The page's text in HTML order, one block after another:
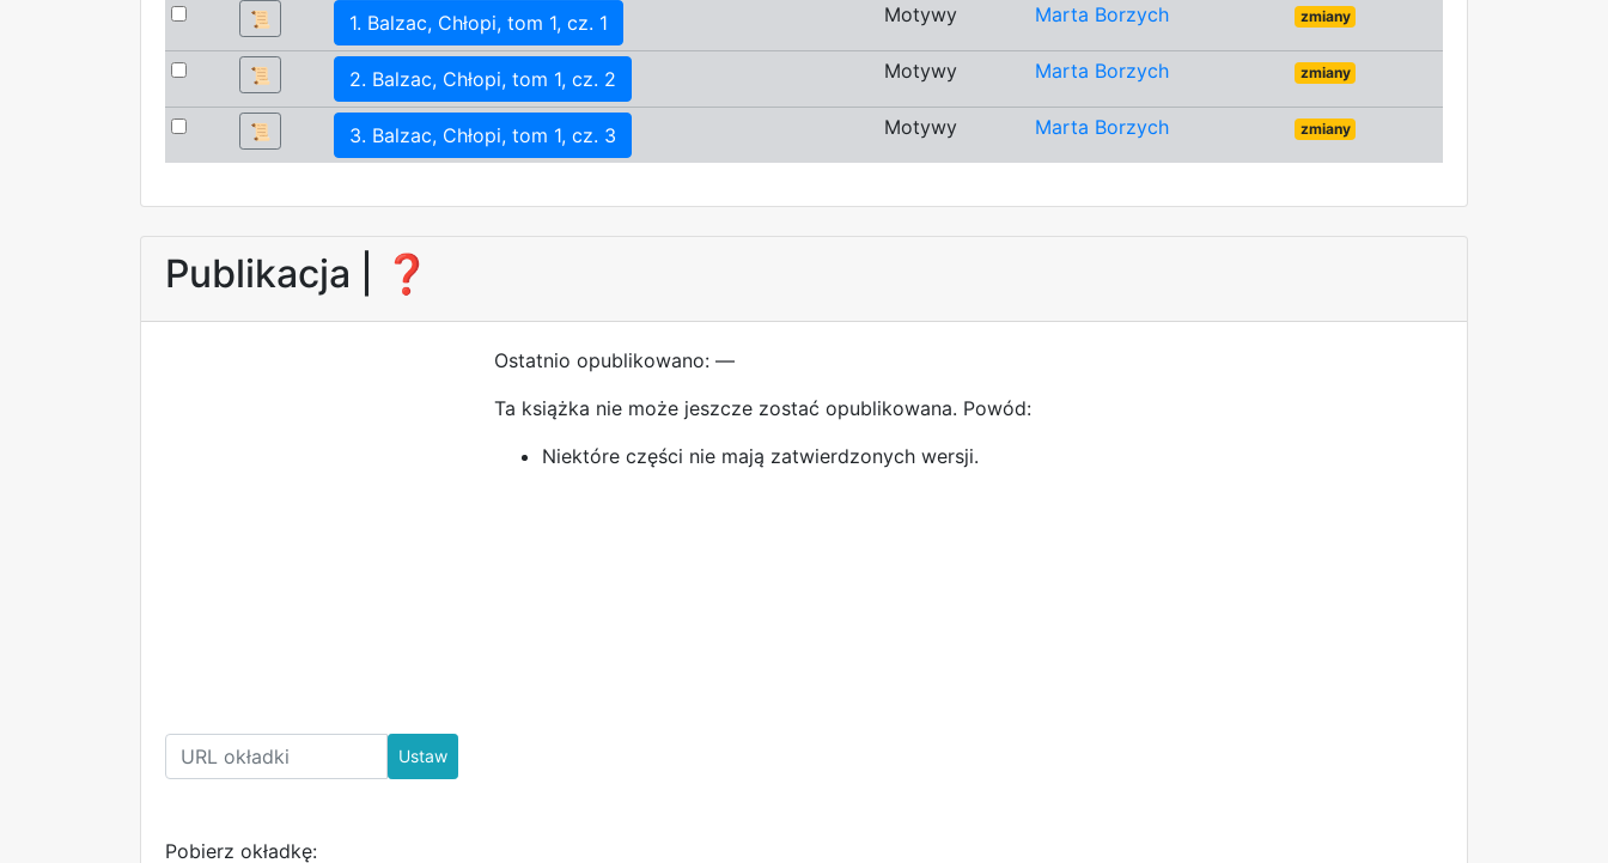
📜 1. Balzac, Chłopi, tom 1, cz. 1 Motywy Marta Borzych zmiany
📜 2. Balzac, Chłopi, tom 1, cz. 2 Motywy Marta Borzych zmiany
📜 3. Balzac, Chłopi, tom 1, cz. 3 Motywy Marta Borzych zmiany
Publikacja | ❓
Ustaw
Pobierz okładkę:
Ostatnio opublikowano: —
Ta książka nie może jeszcze zostać opublikowana. Powód:
Niektóre części nie mają zatwierdzonych wersji.